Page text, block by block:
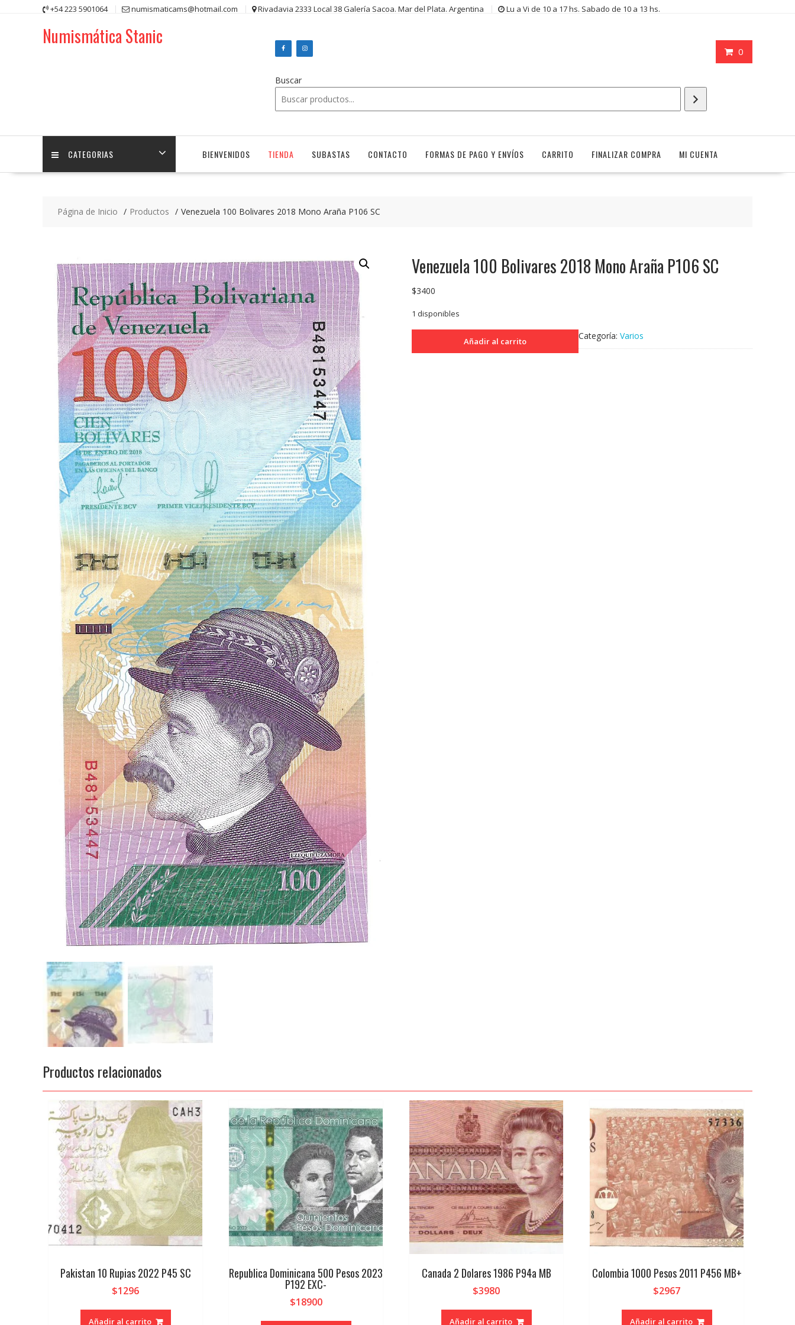
+54 223 5901064 numismaticams@hotmail.com Rivadavia 2333 Local 38 Galería Sacoa. Mar del Plata. Argentina Lu a Vi de 10 a 17 hs. Sabado de 10 a 13 hs.
Numismática Stanic
0
Buscar
CATEGORIAS BIENVENIDOS TIENDA SUBASTAS CONTACTO FORMAS DE PAGO Y ENVÍOS CARRITO FINALIZAR COMPRA MI CUENTA
Página de Inicio Productos Venezuela 100 Bolivares 2018 Mono Araña P106 SC
Venezuela 100 Bolivares 2018 Mono Araña P106 SC
$3400
1 disponibles
Añadir al carrito Categoría:Varios
Productos relacionados
Pakistan 10 Rupias 2022 P45 SC
$1296
Añadir al carrito
Republica Dominicana 500 Pesos 2023
P192 EXC-
$18900
Canada 2 Dolares 1986 P94a MB
$3980
Añadir al carrito
Colombia 1000 Pesos 2011 P456 MB+
$2967
Añadir al carrito